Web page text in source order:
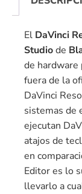
El DaVinci
Studiode
de hardware
fuera de la
DaVinci
sistemas de
ejecutan
atajos de
en
Editor es lo
llevarlo a